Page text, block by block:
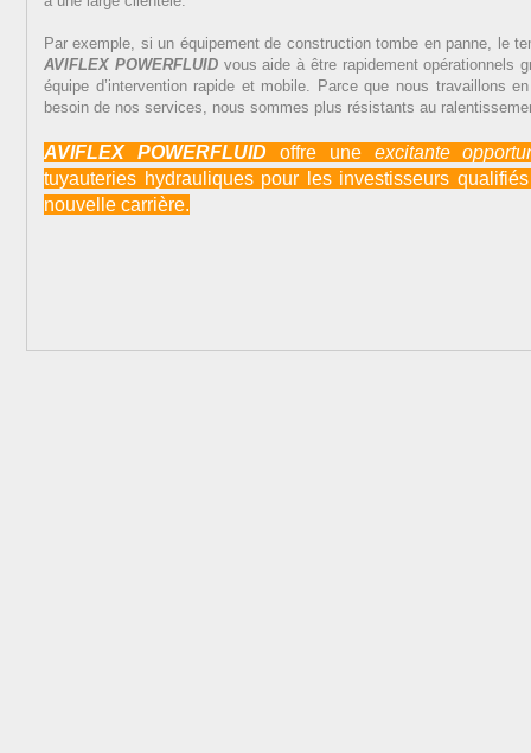
Par exemple, si un équipement de construction tombe en panne, le
AVIFLEX POWERFLUIDvous aide à être rapidement opérationnels
équipe d’intervention rapide et mobile. Parce que nous travaillons
besoin de nos services, nous sommes plus résistants au
AVIFLEX POWERFLUID offre uneexcitante
tuyauteries hydrauliques pour les investisseurs
nouvelle carrière.